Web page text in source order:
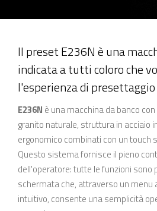
Il preset E236N è una
indicata a tutti coloro che
l'esperienza di
E236N è una macchina da banco
granito naturale, struttura in acciaio
ergonomico combinati con un touch
Questo sistema fornisce il pieno
dell'operatore: tutte le funzioni sono
schermata che, attraverso un menu
intuitivo, consente una semplicità